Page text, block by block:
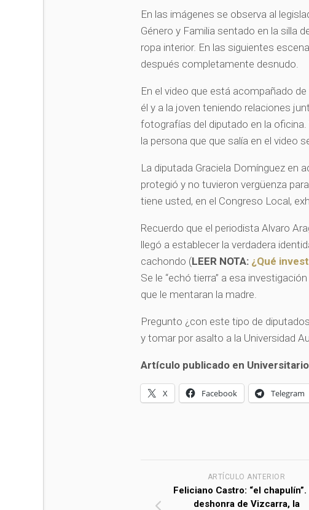
En las imágenes se observa al
Género y Familia sentado en la silla
ropa interior. En las siguientes
después completamente desnudo.
En el video que está acompañado
él y a la joven teniendo relaciones
fotografías del diputado en la
la persona que que salía en el video
La diputada Graciela Domínguez en
protegió y no tuvieron vergüenza
tiene usted, en el Congreso Local,
Recuerdo que el periodista Alvaro
llegó a establecer la verdadera
cachondo (LEER NOTA: ¿Qué
Se le “echó tierra” a esa
que le mentaran la madre.
Pregunto ¿con este tipo de
y tomar por asalto a la Universidad
Artículo publicado en
X Facebook Telegram
ARTÍCULO ANTERIOR
Feliciano Castro: “el chapulín”.
deshonra de Vizcarra, la